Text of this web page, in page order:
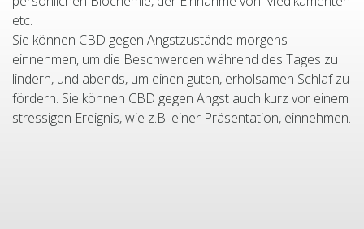
etc.
Sie können CBD gegen Angstzustände morgens
einnehmen, um die Beschwerden während des Tages zu
lindern, und abends, um einen guten, erholsamen Schlaf zu
fördern. Sie können CBD gegen Angst auch kurz vor einem
stressigen Ereignis, wie z.B. einer Präsentation, einnehmen.